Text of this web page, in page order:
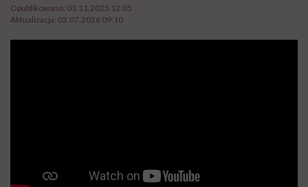
Opublikowano: 03.11.2025 12:05
Aktualizacja: 02.07.2026 09:10